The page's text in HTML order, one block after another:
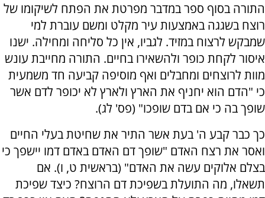
התורה בסוף ספר במדבר מפרטת את הפתח לשיקומו של
רוצח בשגגה באמצעות עיר מקלט ומשם עוברת למי
שמבקש לרצוח במזיד. לגביו, אין כל סליחה ומחילה. ישנו
איסור לקחת כופר ולהשאירו בחיים. התורה מחייבת עונש
מוות לרוצחים ומחבלים ואף מוסיפה קביעה חד משמעית
כי "הדם הוא יחניף את הארץ ולארץ לא יכופר לדם אשר
שופך בה כי אם בדם שופכו" (פס' לג).
כך כבר קבע ה' בעת אשר התיר את שחיטת בעלי החיים
ואסר את רצח האדם "שופך דם האדם באדם דמו יישפך כי
בצלם אלוקים עשה את האדם" (בראשית ט, ו). אם
תשאלו, מה התועלת בשפיכת דם הרוצח? כיצד שפיכת